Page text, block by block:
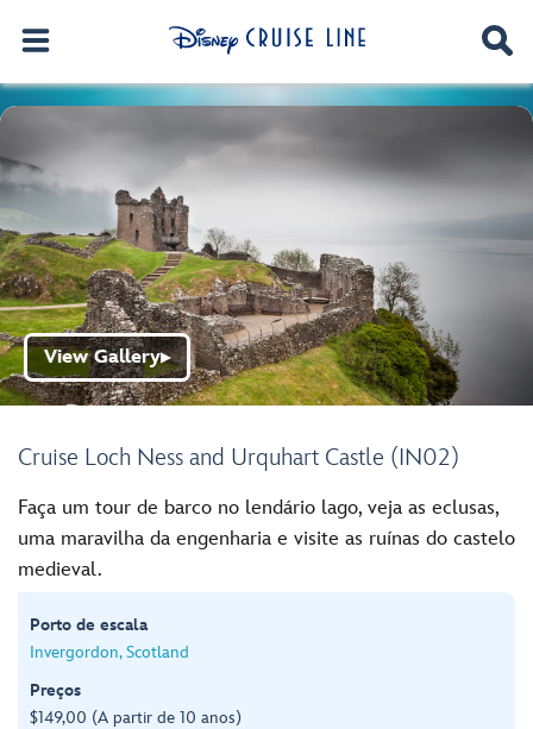
Cruise Loch Ness and Urquhart Castle (IN02)
View Gallery▶
Faça um tour de barco no lendário lago, veja as eclusas,
uma maravilha da engenharia e visite as ruínas do castelo
medieval.
Porto de escala
Invergordon, Scotland
Preços
$149,00 (A partir de 10 anos)